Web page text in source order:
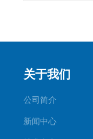
关于我们
公司简介
新闻中心